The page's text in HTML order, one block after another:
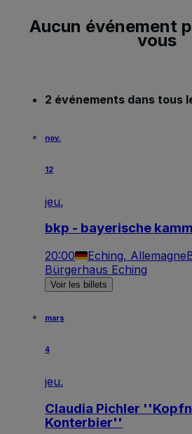
Aucun événement
vous
2 événements dans tous
nov.
12
jeu.
bkp - bayerische
20:00 Eching, Allemagne
Bürgerhaus Eching
Voir les billets
mars
4
jeu.
Claudia Pichler
Konterbier''